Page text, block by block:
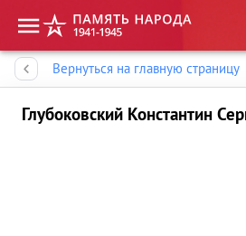
Вернуться на главную страницу
Глубоковский Константин
Память народа